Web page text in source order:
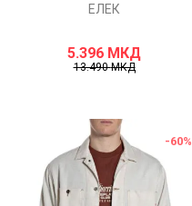
ЕЛЕК
5.396 МКД
13.490МКД
-60%